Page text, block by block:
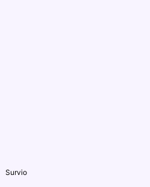
Survio